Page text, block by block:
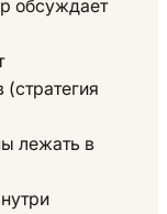
обсуждает
лежать в